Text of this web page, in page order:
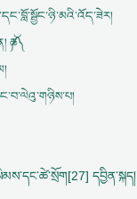
དབྱིན་སྐད།